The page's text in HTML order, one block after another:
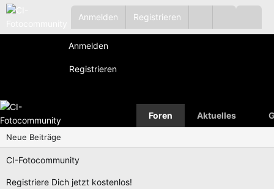
Anmelden Registrieren
Anmelden
Registrieren
Foren Aktuelles
Neue Beiträge
CI-Fotocommunity
Registriere Dich jetzt kostenlos!